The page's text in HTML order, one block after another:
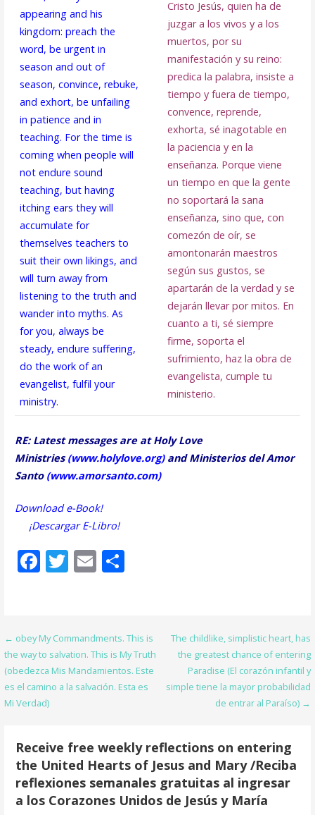
appearing and his
kingdom: preach the
word, be urgent in
season and out of
season, convince, rebuke,
and exhort, be unfailing
in patience and in
teaching. For the time is
coming when people will
not endure sound
teaching, but having
itching ears they will
accumulate for
themselves teachers to
suit their own likings, and
will turn away from
listening to the truth and
wander into myths. As
for you, always be
steady, endure suffering,
do the work of an
evangelist, fulfil your
ministry.
Cristo Jesús, quien ha de
juzgar a los vivos y a los
muertos, por su
manifestación y su reino:
predica la palabra, insiste a
tiempo y fuera de tiempo,
convence, reprende,
exhorta, sé inagotable en
la paciencia y en la
enseñanza. Porque viene
un tiempo en que la gente
no soportará la sana
enseñanza, sino que, con
comezón de oír, se
amontonarán maestros
según sus gustos, se
apartarán de la verdad y se
dejarán llevar por mitos. En
cuanto a ti, sé siempre
firme, soporta el
sufrimiento, haz la obra de
evangelista, cumple tu
ministerio.
RE: Latest messages are at Holy Love
Ministries(www.holylove.org)and Ministerios del Amor
Santo (www.amorsanto.com)
Download e-Book!
¡Descargar E-Libro!
F
b
o
o
k
T
er
E
l
S
e
Post
navigation
← obey My Commandments. This is
the way to salvation. This is My Truth
(obedezca Mis Mandamientos. Este
es el camino a la salvación. Esta es
Mi Verdad)
The childlike, simplistic heart, has
the greatest chance of entering
Paradise (El corazón infantil y
simple tiene la mayor probabilidad
de entrar al Paraíso) →
Receive free weekly reflections on entering
the United Hearts of Jesus and Mary /Reciba
reflexiones semanales gratuitas al ingresar
a los Corazones Unidos de Jesús y María